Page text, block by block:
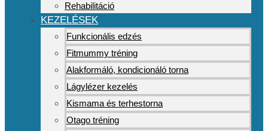
Rehabilitáció
KEZELÉSEK
Funkcionális edzés
Fitmummy tréning
Alakformáló, kondicionáló torna
Lágylézer kezelés
Kismama és terhestorna
Otago tréning